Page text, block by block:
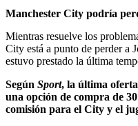
Manchester City podría
Mientras resuelve los
City está a punto de perder a
estuvo prestado la última
Según Sport, la última
una opción de compra de
comisión para el City y el